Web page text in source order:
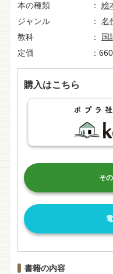
本の種類
絵
ジャンル
名
教科
国
定価
購入はこちら
そ
書籍の内容